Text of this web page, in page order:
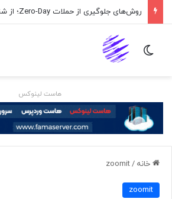
تغییر پوسته
هاست لینوکس
خانه /
zoomit
zoomit